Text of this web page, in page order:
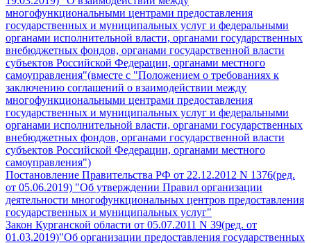
многофункциональными центрами предоставления
государственных и муниципальных услуг и федеральными
органами исполнительной власти, органами государственных
внебюджетных фондов, органами государственной власти
субъектов Российской Федерации, органами местного
самоуправления"(вместе с "Положением о требованиях к
заключению соглашений о взаимодействии между
многофункциональными центрами предоставления
государственных и муниципальных услуг и федеральными
органами исполнительной власти, органами государственных
внебюджетных фондов, органами государственной власти
субъектов Российской Федерации, органами местного
самоуправления")
Постановление Правительства РФ от 22.12.2012 N 1376(ред.
от 05.06.2019) "Об утверждении Правил организации
деятельности многофункциональных центров предоставления
государственных и муниципальных услуг"
Закон Курганской области от 05.07.2011 N 39(ред. от
01.03.2019)"Об организации предоставления государственных